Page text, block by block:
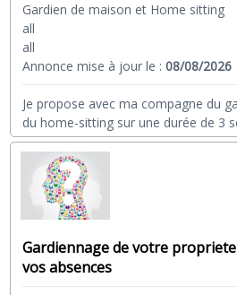
Gardien de maison et Home sitting
all
all
Annonce mise à jour le :08/08/2026
Je propose avec ma compagne du
du home-sitting sur une durée de 3
Gardiennage de votre
vos absences